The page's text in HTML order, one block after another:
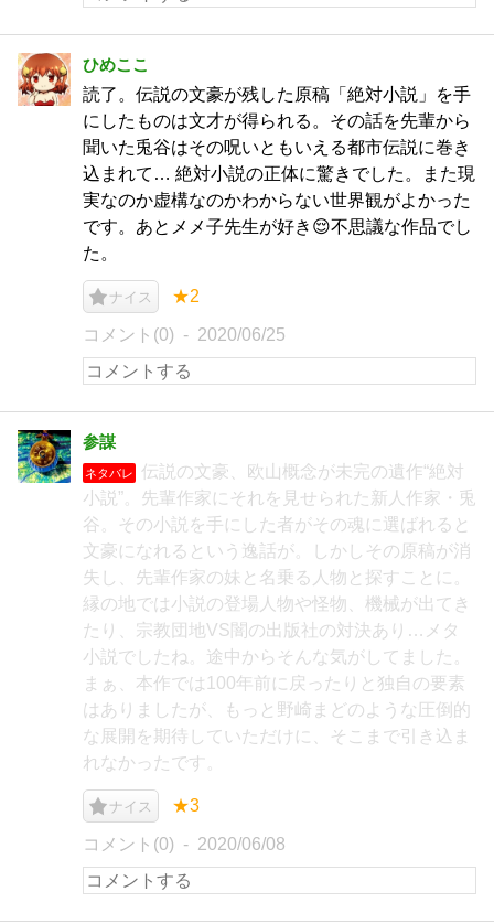
ひめここ
読了。伝説の文豪が残した原稿「絶対小説」を手
にしたものは文才が得られる。その話を先輩から
聞いた兎谷はその呪いともいえる都市伝説に巻き
込まれて… 絶対小説の正体に驚きでした。また現
実なのか虚構なのかわからない世界観がよかった
です。あとメメ子先生が好き😌不思議な作品でし
た。
ナイス ★2
コメント(0) 2020/06/25
参謀
ネタバレ
伝説の文豪、欧山概念が未完の遺作“絶対
小説”。先輩作家にそれを見せられた新人作家・兎
谷。その小説を手にした者がその魂に選ばれると
文豪になれるという逸話が。しかしその原稿が消
失し、先輩作家の妹と名乗る人物と探すことに。
縁の地では小説の登場人物や怪物、機械が出てき
たり、宗教団地VS闇の出版社の対決あり…メタ
小説でしたね。途中からそんな気がしてました。
まぁ、本作では100年前に戻ったりと独自の要素
はありましたが、もっと野崎まどのような圧倒的
な展開を期待していただけに、そこまで引き込ま
れなかったです。
ナイス ★3
コメント(0) 2020/06/08